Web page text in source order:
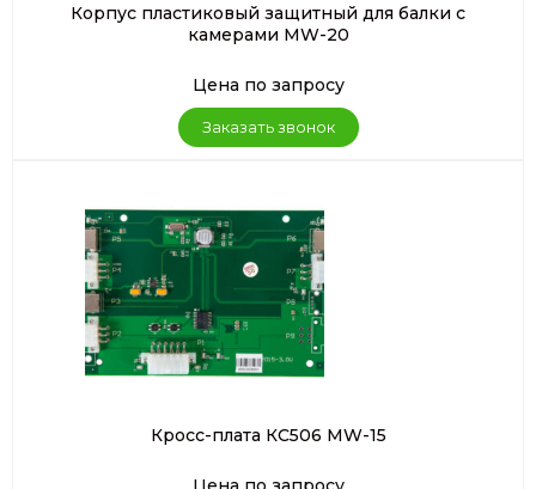
Корпус пластиковый защитный для балки с
камерами MW-20
Цена по запросу
Заказать звонок
Кросс-плата КС506 MW-15